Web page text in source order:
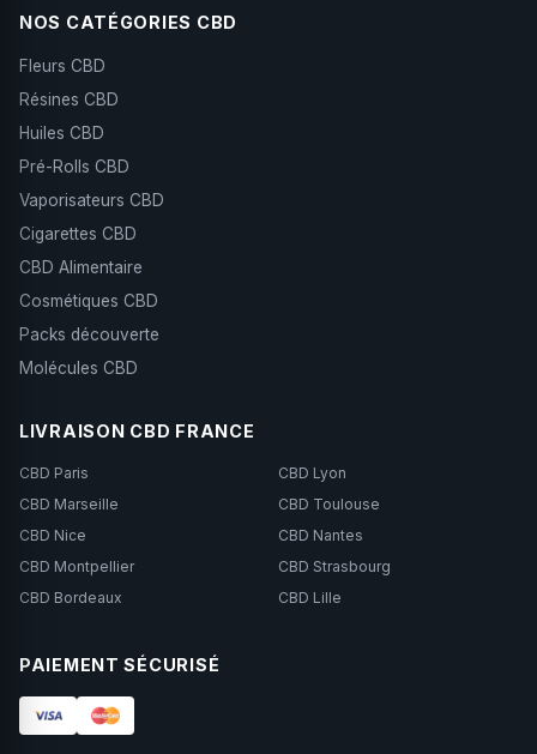
NOS CATÉGORIES CBD
Fleurs CBD
Résines CBD
Huiles CBD
Pré-Rolls CBD
Vaporisateurs CBD
Cigarettes CBD
CBD Alimentaire
Cosmétiques CBD
Packs découverte
Molécules CBD
LIVRAISON CBD FRANCE
CBD Paris
CBD Lyon
CBD Marseille
CBD Toulouse
CBD Nice
CBD Nantes
CBD Montpellier
CBD Strasbourg
CBD Bordeaux
CBD Lille
PAIEMENT SÉCURISÉ